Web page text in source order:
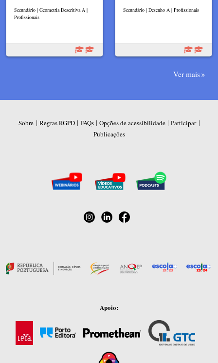
Secundário | Geometria Descritiva A |
Profissionais
Secundário | Desenho A | Profissionais
Ver mais
Sobre | Regras RGPD| FAQs| Opções de acessibilidade| Participar|
Publicações
Apoio: